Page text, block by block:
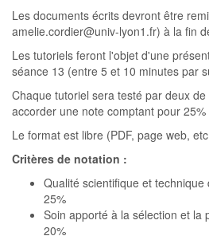
Les documents écrits devront être
amelie.cordier@univ-lyon1.fr) à la fin
Les tutoriels feront l'objet d'une
séance 13 (entre 5 et 10 minutes par
Chaque tutoriel sera testé par deux
accorder une note comptant pour
Le format est libre (PDF, page web,
Critères de notation :
Qualité scientifique et
25%
Soin apporté à la sélection et la
20%